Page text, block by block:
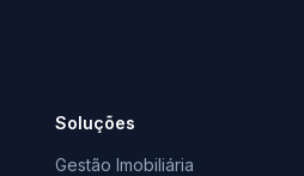
Soluções
Gestão Imobiliária